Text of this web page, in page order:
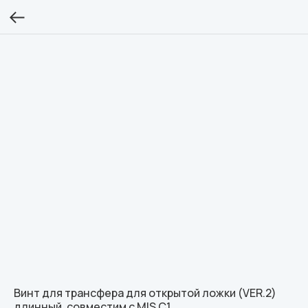
Винт для трансфера для открытой ложки (VER.2)